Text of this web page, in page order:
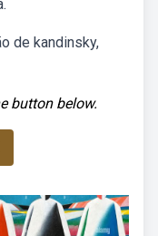
de kandinsky,
button below.